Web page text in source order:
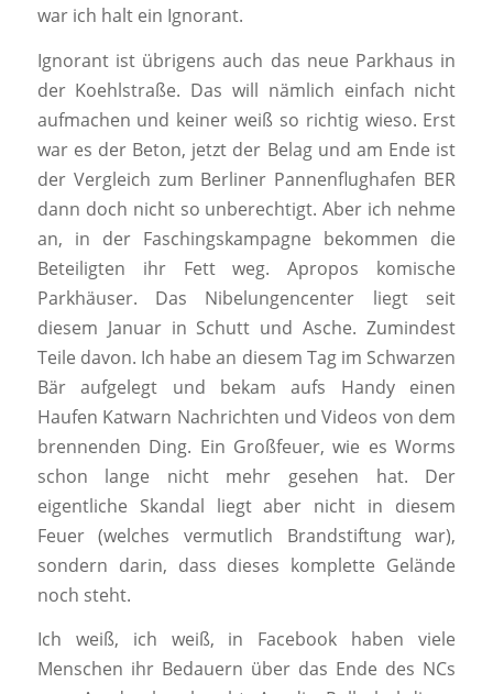
war ich halt ein Ignorant.
Ignorant ist übrigens auch das neue Parkhaus in
der Koehlstraße. Das will nämlich einfach nicht
aufmachen und keiner weiß so richtig wieso. Erst
war es der Beton, jetzt der Belag und am Ende ist
der Vergleich zum Berliner Pannenflughafen BER
dann doch nicht so unberechtigt. Aber ich nehme
an, in der Faschingskampagne bekommen die
Beteiligten ihr Fett weg. Apropos komische
Parkhäuser. Das Nibelungencenter liegt seit
diesem Januar in Schutt und Asche. Zumindest
Teile davon. Ich habe an diesem Tag im Schwarzen
Bär aufgelegt und bekam aufs Handy einen
Haufen Katwarn Nachrichten und Videos von dem
brennenden Ding. Ein Großfeuer, wie es Worms
schon lange nicht mehr gesehen hat. Der
eigentliche Skandal liegt aber nicht in diesem
Feuer (welches vermutlich Brandstiftung war),
sondern darin, dass dieses komplette Gelände
noch steht.
Ich weiß, ich weiß, in Facebook haben viele
Menschen ihr Bedauern über das Ende des NCs